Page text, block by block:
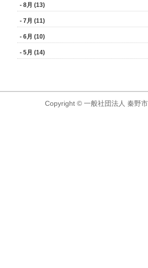
- 8月 (13)
- 7月 (11)
- 6月 (10)
- 5月 (14)
Copyright © 一般社団法人 秦野